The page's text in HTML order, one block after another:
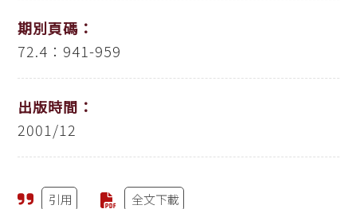
期別頁碼：
72.4：941-959
出版時間：
2001/12
引用 全文下載